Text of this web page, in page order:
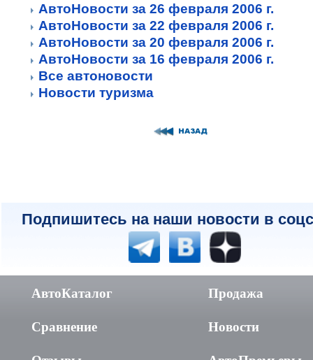
АвтоНовости за 26 февраля 2006 г.
АвтоНовости за 22 февраля 2006 г.
АвтоНовости за 20 февраля 2006 г.
АвтоНовости за 16 февраля 2006 г.
Все автоновости
Новости туризма
Подпишитесь на наши новости в
АвтоКаталог
Сравнение
Продажа
Новости